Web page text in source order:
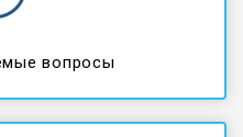
вопросы